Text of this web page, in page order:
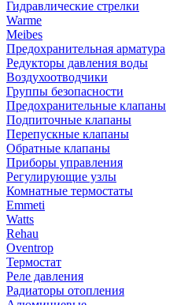
Гидравлические стрелки
Warme
Meibes
Предохранительная арматура
Редукторы давления воды
Воздухоотводчики
Группы безопасности
Предохранительные клапаны
Подпиточные клапаны
Перепускные клапаны
Обратные клапаны
Приборы управления
Регулирующие узлы
Комнатные термостаты
Emmeti
Watts
Rehau
Oventrop
Термостат
Реле давления
Радиаторы отопления